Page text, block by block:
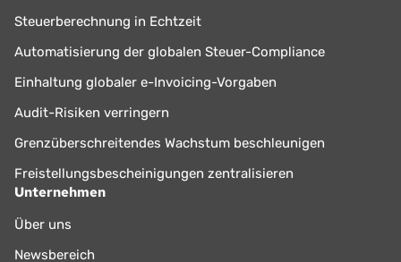
Steuerberechnung in Echtzeit
Automatisierung der globalen Steuer-Compliance
Einhaltung globaler e-Invoicing-Vorgaben
Audit-Risiken verringern
Grenzüberschreitendes Wachstum beschleunigen
Freistellungsbescheinigungen zentralisieren
Unternehmen
Über uns
Newsbereich